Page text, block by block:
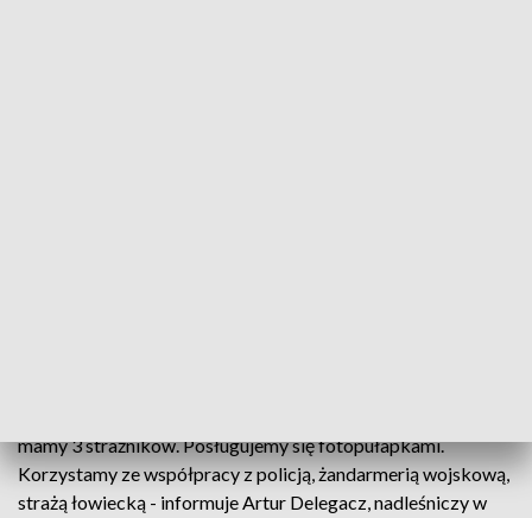
mamy 3 strażników. Posługujemy się fotopułapkami.
Korzystamy ze współpracy z policją, żandarmerią wojskową,
strażą łowiecką - informuje Artur Delegacz, nadleśniczy w